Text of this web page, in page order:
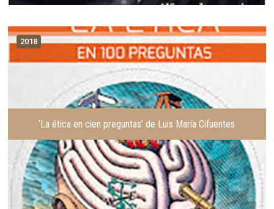
2018
‘La ética en cien preguntas’ de Luis María Cifuentes